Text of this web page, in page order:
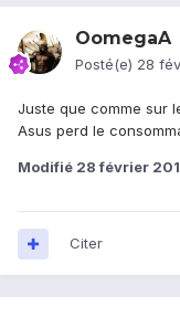
OomegaA
Posté(e) 28
Juste que comme sur
Asus perd le
Modifié 28 février
Citer